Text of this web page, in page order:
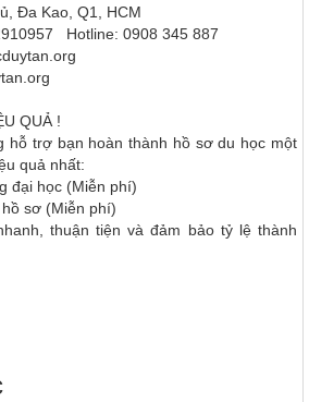
Đa Kao, Q1, HCM
Hotline: 0908 345 887
QUẢ !
hỗ trợ bạn hoàn thành hồ sơ du học một
quả nhất:
đại học (Miễn phí)
sơ (Miễn phí)
thuận tiện và đảm bảo tỷ lệ thành